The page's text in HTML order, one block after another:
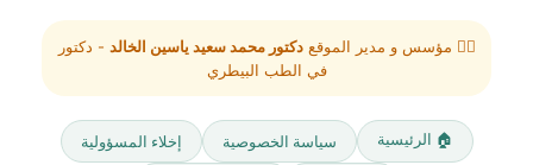
👨‍⚕️ مؤسس و مدير الموقعدكتور محمد سعيد ياسين الخالد - دكتور
في الطب البيطري
🏠 الرئيسية سياسة الخصوصية إخلاء المسؤولية